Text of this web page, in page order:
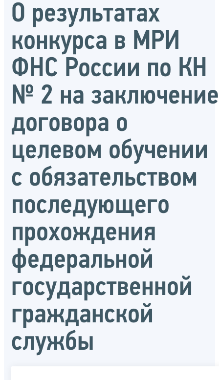
О результатах
конкурса в МРИ
ФНС России по КН
№ 2 на заключение
договора о
целевом обучении
с обязательством
последующего
прохождения
федеральной
государственной
гражданской
службы